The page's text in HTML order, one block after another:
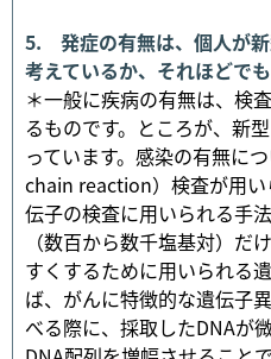
5. 発症の有無は、個人が
考えているか、それほどで
＊一般に疾病の有無は、検
るものです。ところが、新
っています。感染の有無に
chain reaction）検査が用い
伝子の検査に用いられる手
（数百から数千塩基対）だ
すくするために用いられる
ば、がんに特徴的な遺伝子
べる際に、採取したDNAが